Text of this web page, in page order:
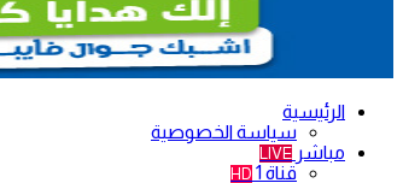
الرئيسية
سياسة الخصوصية
مباشر LIVE
قناة 1 HD